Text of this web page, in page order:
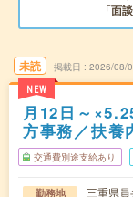
「面
未読
NEW
掲載日 2026/08/
月12日～
方事務／扶養
交通費別途支給あり
勤務地
三重県